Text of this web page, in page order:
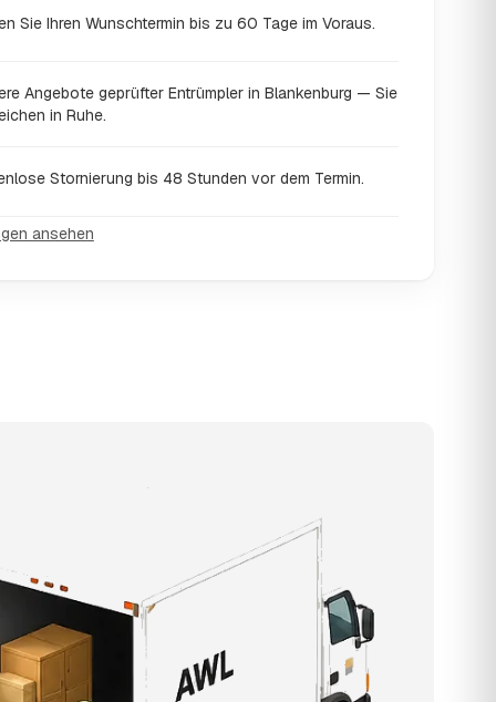
Sie Ihren Wunschtermin bis zu 60 Tage im Voraus.
Angebote geprüfter Entrümpler in Blankenburg — Sie
in Ruhe.
Stornierung bis 48 Stunden vor dem Termin.
ansehen